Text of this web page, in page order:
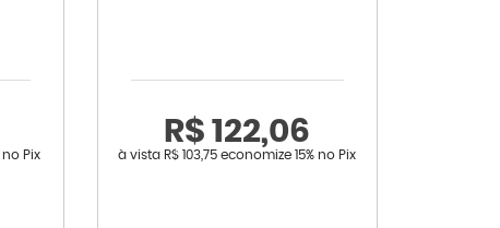
no Pix
R$ 122,06
à vista R$ 103,75 economize15% no Pix